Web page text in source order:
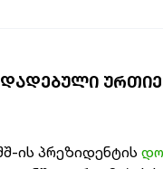
ის პრეზიდენტის